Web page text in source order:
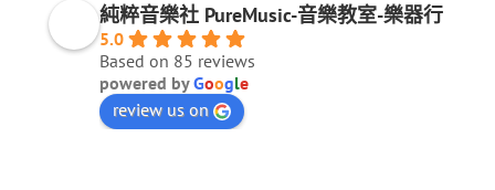
純粹音樂社 PureMusic-音樂教室-樂器行
5.0
Based on 85 reviews
powered byGoogle
review us on